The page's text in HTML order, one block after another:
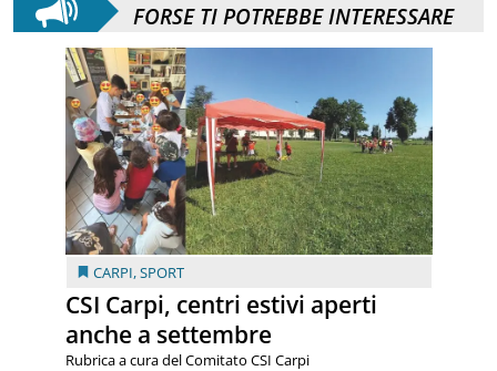
FORSE TI POTREBBE INTERESSARE
CARPI,SPORT
CSI Carpi, centri estivi aperti
anche a settembre
Rubrica a cura del Comitato CSI Carpi